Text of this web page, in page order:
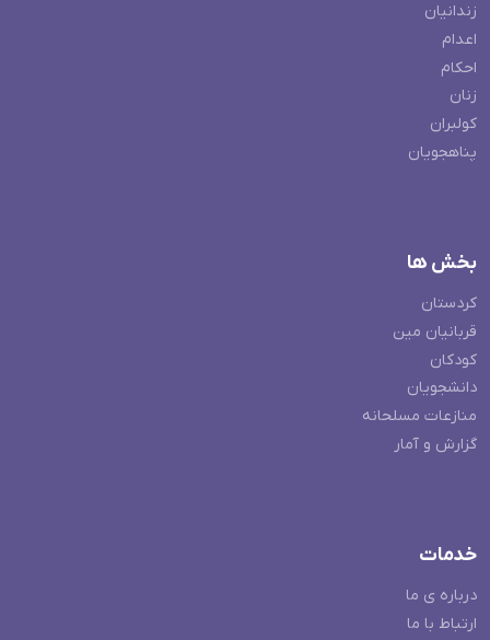
زندانیان
اعدام
احکام
زنان
کولبران
پناهجویان
بخش ها
کردستان
قربانیان مین
کودکان
دانشجویان
منازعات مسلحانه
گزارش و آمار
خدمات
درباره ی ما
ارتباط با ما